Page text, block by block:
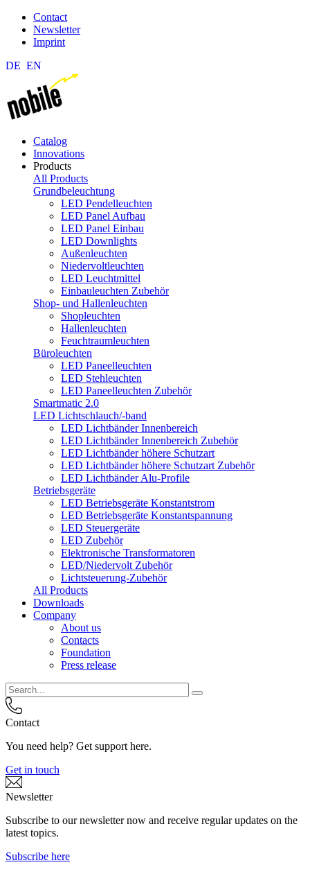
Contact
Newsletter
Imprint
DE EN
Catalog
Innovations
Products
All Products
Grundbeleuchtung
LED Pendelleuchten
LED Panel Aufbau
LED Panel Einbau
LED Downlights
Außenleuchten
Niedervoltleuchten
LED Leuchtmittel
Einbauleuchten Zubehör
Shop- und Hallenleuchten
Shopleuchten
Hallenleuchten
Feuchtraumleuchten
Büroleuchten
LED Paneelleuchten
LED Stehleuchten
LED Paneelleuchten Zubehör
Smartmatic 2.0
LED Lichtschlauch/-band
LED Lichtbänder Innenbereich
LED Lichtbänder Innenbereich Zubehör
LED Lichtbänder höhere Schutzart
LED Lichtbänder höhere Schutzart Zubehör
LED Lichtbänder Alu-Profile
Betriebsgeräte
LED Betriebsgeräte Konstantstrom
LED Betriebsgeräte Konstantspannung
LED Steuergeräte
LED Zubehör
Elektronische Transformatoren
LED/Niedervolt Zubehör
Lichtsteuerung-Zubehör
All Products
Downloads
Company
About us
Contacts
Foundation
Press release
Contact
You need help? Get support here.
Get in touch
Newsletter
Subscribe to our newsletter now and receive regular updates on the
latest topics.
Subscribe here